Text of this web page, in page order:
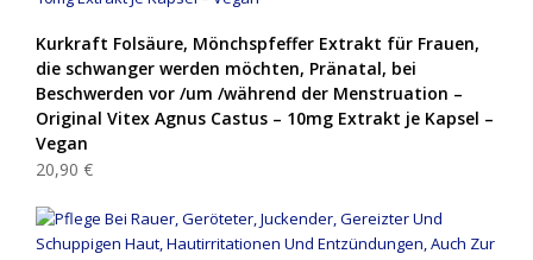
Kurkraft Folsäure, Mönchspfeffer Extrakt für Frauen,
die schwanger werden möchten, Pränatal, bei
Beschwerden vor /um /während der Menstruation –
Original Vitex Agnus Castus – 10mg Extrakt je Kapsel –
Vegan
20,90 €